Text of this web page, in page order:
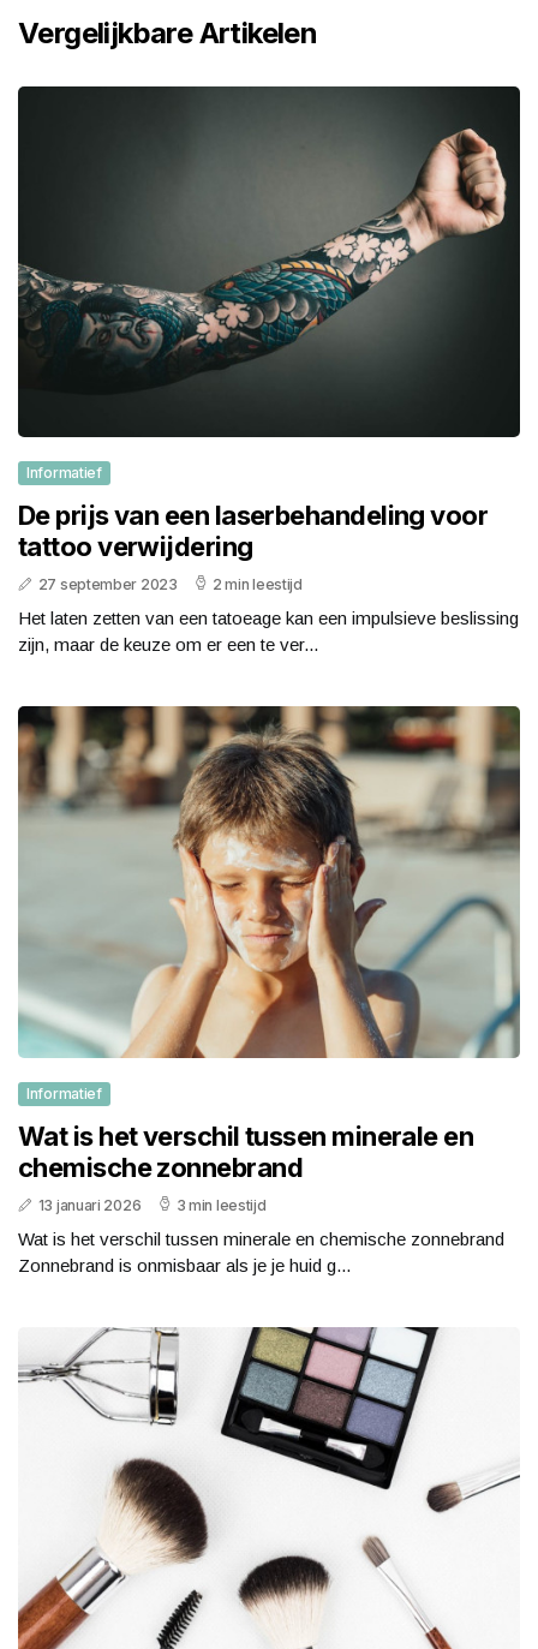
Vergelijkbare Artikelen
Informatief
De prijs van een laserbehandeling voor
tattoo verwijdering
27 september 2023 2 min leestijd
Het laten zetten van een tatoeage kan een impulsieve beslissing
zijn, maar de keuze om er een te ver...
Informatief
Wat is het verschil tussen minerale en
chemische zonnebrand
13 januari 2026 3 min leestijd
Wat is het verschil tussen minerale en chemische zonnebrand
Zonnebrand is onmisbaar als je je huid g...